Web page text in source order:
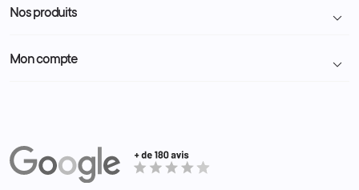
Demande de devis
Nous contacter
Programme Fidélité
Administration
Nos produits 
Police Municipale | ASVP
Equipements
Bagagerie
Mon compte 
Adresses
Bons de réduction